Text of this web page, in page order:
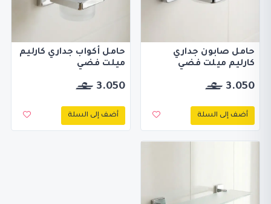
حامل صابون جداري
كارليم ميلت فضي
3.050
أضف إلى السلة
حامل أكواب جداري كارليم
ميلت فضي
3.050
أضف إلى السلة